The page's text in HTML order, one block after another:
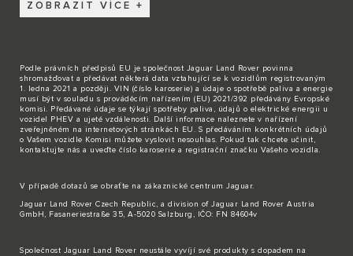
ZOBRAZIT VÍCE
Podle právních předpisů EU je společnost Jaguar Land Rover povinna
shromažďovat a předávat některá data vztahující se k vozidlům registrovaným
1. ledna 2021 a později. VIN (číslo karoserie) a údaje o spotřebě paliva a energie
musí být v souladu s prováděcím nařízením (EU) 2021/392 předávány Evropské
komisi. Předávané údaje se týkají spotřeby paliva, údajů o elektrické energii u
vozidel PHEV a ujeté vzdálenosti. Další informace naleznete v nařízení
zveřejněném na internetových stránkách EU. S předáváním konkrétních údajů
o Vašem vozidle Komisi můžete vyslovit nesouhlas. Pokud tak chcete učinit,
kontaktujte nás a uveďte číslo karoserie a registrační značku Vašeho vozidla.
V případě dotazů se obraťte na zákaznické centrum Jaguar.
Jaguar Land Rover Czech Republic, a division of Jaguar Land Rover Austria
GmbH, Fasaneriestraße 35, A-5020 Salzburg, IČO: FN 84604v
Společnost Jaguar Land Rover neustále vyvíjí své produkty s dopadem na